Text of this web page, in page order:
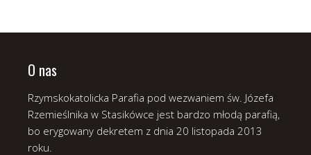
O nas
Rzymskokatolicka Parafia pod wezwaniem św. Józefa
Rzemieślnika w Stasikówce jest bardzo młodą parafią,
bo erygowany dekretem z dnia 20 listopada 2013
roku.